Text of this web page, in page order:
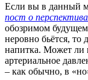
Если вы в данный
пост о
обозримом
неровно бьётся, то
напитка. Может ли
артериальное
– как обычно, в